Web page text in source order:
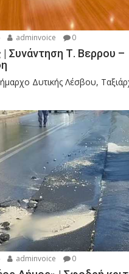
adminvoice 0
Συνάντηση Τ. Βερρου –
Δυτικής Λέσβου,
adminvoice 0